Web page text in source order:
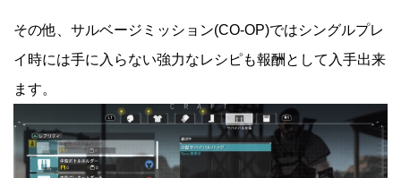
その他、サルベージミッション(CO-OP)ではシングルプレ
イ時には手に入らない強力なレシピも報酬として入手出来
ます。